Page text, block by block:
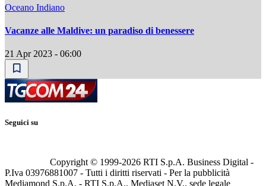
Oceano Indiano
Vacanze alle Maldive: un paradiso di benessere
21 Apr 2023 - 06:00
Seguici su
Copyright © 1999-2026 RTI S.p.A. Business Digital -
P.Iva 03976881007 - Tutti i diritti riservati - Per la pubblicità
Mediamond S.p.A. - RTI S.p.A., Mediaset N.V., sede legale